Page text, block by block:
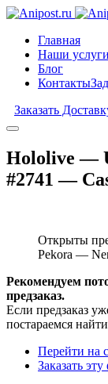
Главная
Наши услуги
Блог
Контакты
Заказать
Hololive —
#2741 —
Открыты
Pekora —
Рекомендуем
предзаказ.
Если предзаказ
постараемся
Перейти на
Заказать